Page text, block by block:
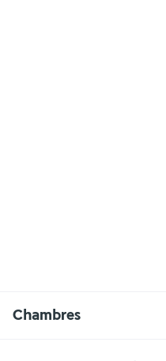
Chambres